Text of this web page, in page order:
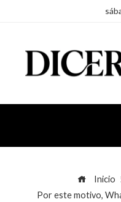
Inicio
Por este motivo,